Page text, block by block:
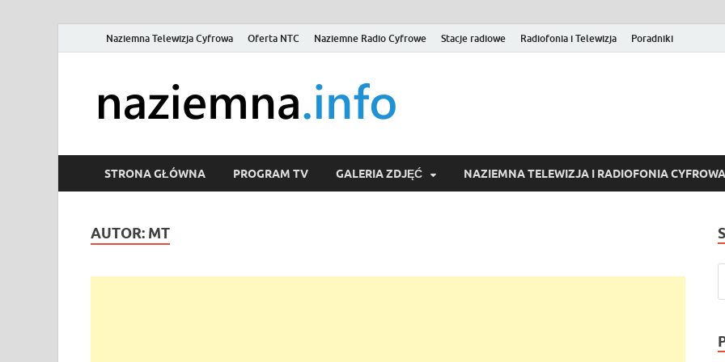
Naziemna Telewizja Cyfrowa Oferta NTC Naziemne Radio Cyfrowe Stacje radiowe Radiofonia i Telewizja Poradniki
Wideo online, VOD
STRONA GŁÓWNA PROGRAM TV GALERIA ZDJĘĆ NAZIEMNA TELEWIZJA I RADIOFONIA CYFROWA
AUTOR: MT